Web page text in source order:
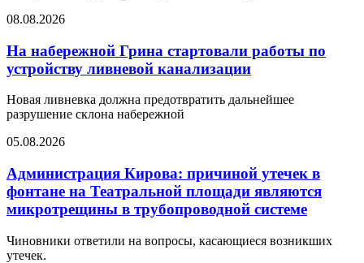
08.08.2026
На набережной Грина стартовали работы по
устройству ливневой канализации
Новая ливневка должна предотвратить дальнейшее
разрушение склона набережной
05.08.2026
Администрация Кирова: причиной утечек в
фонтане на Театральной площади являются
микротрещины в трубопроводной системе
Чиновники ответили на вопросы, касающиеся возникших
утечек.